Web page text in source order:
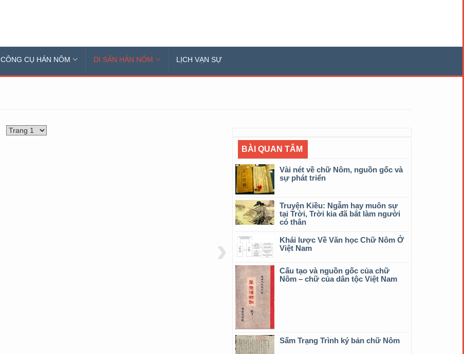
CÔNG CỤ HÁN NÔM DI SẢN HÁN NÔM LỊCH VẠN SỰ
›
BÀI QUAN TÂM
Vài nét về chữ Nôm, nguồn gốc và
sự phát triển
Truyện Kiều: Ngẫm hay muôn sự
tại Trời, Trời kia đã bắt làm người
có thân
Khái lược Về Văn học Chữ Nôm Ở
Việt Nam
Cấu tạo và nguồn gốc của chữ
Nôm – chữ của dân tộc Việt Nam
Sấm Trạng Trình ký bản chữ Nôm